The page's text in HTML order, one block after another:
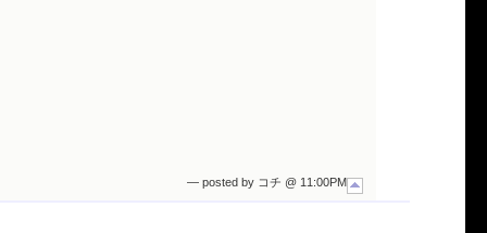
— posted by コチ @ 11:00PM